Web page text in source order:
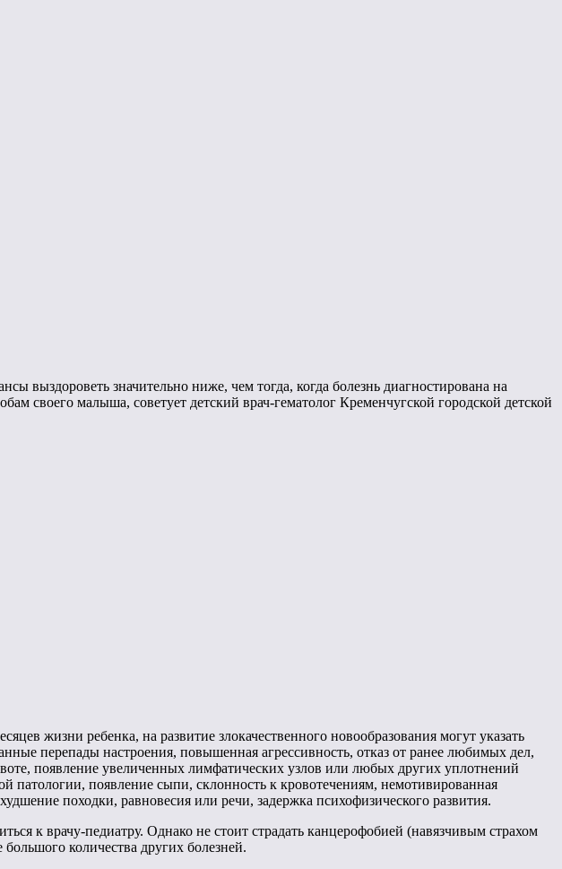
выздороветь значительно ниже, чем тогда, когда болезнь диагностирована на
своего малыша, советует детский врач-гематолог Кременчугской городской детской
жизни ребенка, на развитие злокачественного новообразования могут указать
перепады настроения, повышенная агрессивность, отказ от ранее любимых дел,
появление увеличенных лимфатических узлов или любых других уплотнений
патологии, появление сыпи, склонность к кровотечениям, немотивированная
походки, равновесия или речи, задержка психофизического развития.
к врачу-педиатру. Однако не стоит страдать канцерофобией (навязчивым страхом
количества других болезней.